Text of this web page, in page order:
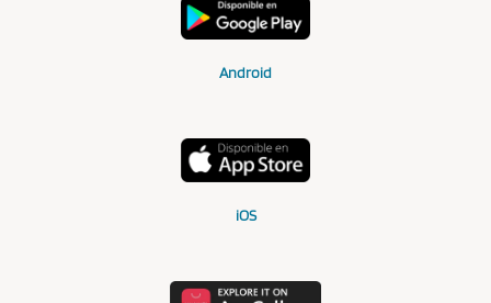
Android
iOS